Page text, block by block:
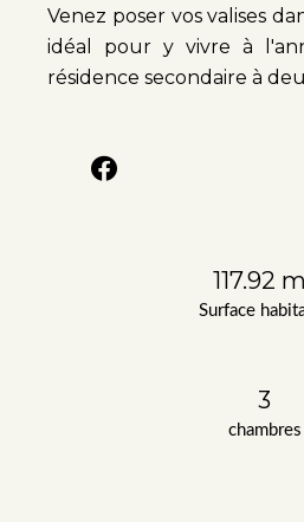
Surface
117.92
chambres
3
Venez poser vos valises
idéal pour y vivre à
résidence secondaire à